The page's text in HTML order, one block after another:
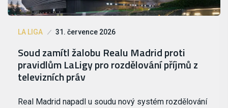
LA LIGA 31. července 2026
Soud zamítl žalobu Realu Madrid proti
pravidlům LaLigy pro rozdělování příjmů z
televizních práv
Real Madrid napadl u soudu nový systém rozdělování